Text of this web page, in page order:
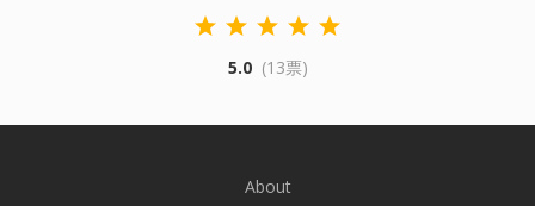
5.0 (13票)
About